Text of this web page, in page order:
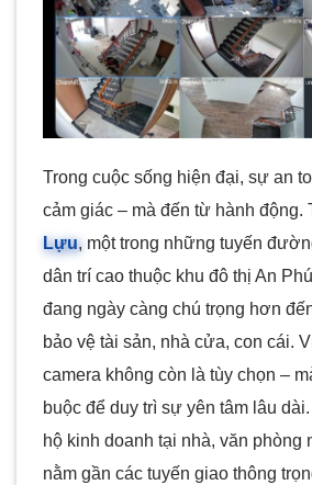
Trong cuộc sống hiện đại, sự an
cảm giác – mà đến từ hành động.
Lựu, một trong những tuyến
dân trí cao thuộc khu đô thị An
đang ngày càng chú trọng hơn
bảo vệ tài sản, nhà cửa, con cái.
camera không còn là tùy chọn –
buộc để duy trì sự yên tâm lâu
hộ kinh doanh tại nhà, văn phòng
nằm gần các tuyến giao thông